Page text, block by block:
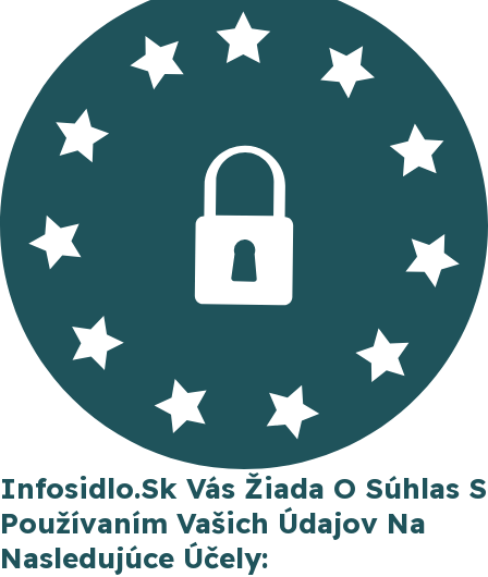
Infosidlo.sk Vás Žiada O Súhlas S
Používaním Vašich Údajov Na
Nasledujúce Účely: